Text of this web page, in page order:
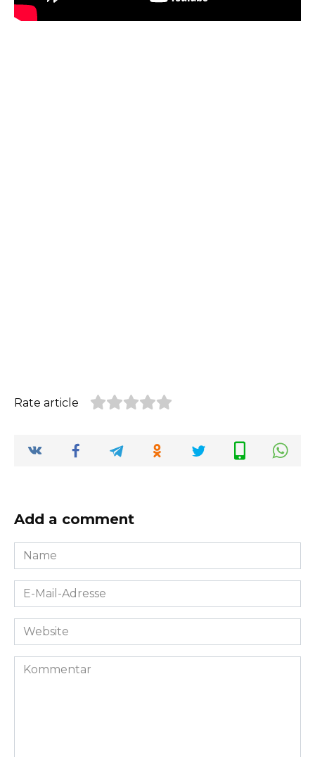
Rate article
Add a comment
Name
*
E-
Mail-
Adresse
Website
Kommentar